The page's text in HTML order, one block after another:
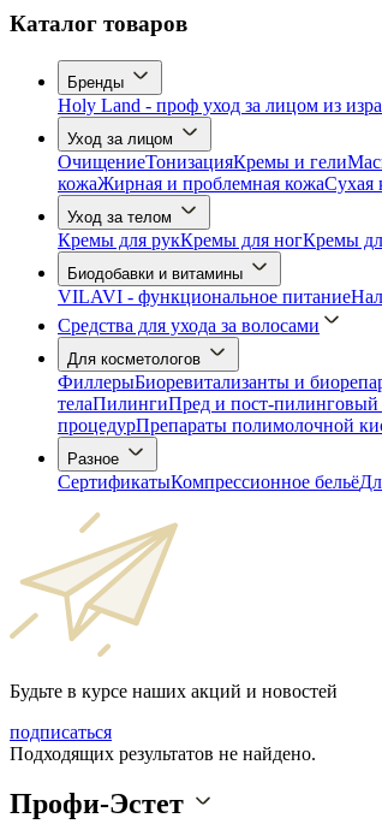
Каталог товаров
Бренды
Holy Land - проф уход за лицом из
Уход за лицом
ОчищениеТонизацияКремы и гели
кожаЖирная и проблемная кожаСухая
Уход за телом
Кремы для рукКремы для ногКремы
Биодобавки и витамины
VILAVI - функциональное питание
Средства для ухода за волосами
Для косметологов
ФиллерыБиоревитализанты и
телаПилингиПред и пост-пилинговый
процедурПрепараты полимолочной
Разное
СертификатыКомпрессионное бельё
Будьте в курсе наших акций и новостей
подписаться
Подходящих результатов не найдено.
Профи-Эстет